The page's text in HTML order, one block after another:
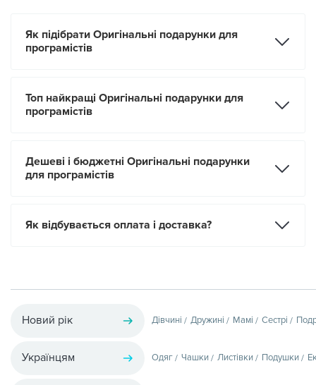
Як підібрати Оригінальні подарунки для
програмістів
Топ найкращі Оригінальні подарунки для
програмістів
Дешеві і бюджетні Оригінальні подарунки
для програмістів
Як відбувається оплата і доставка?
Новий рік Дівчині Дружині Мамі Сестрі
Українцям Одяг Чашки Листівки Подушки